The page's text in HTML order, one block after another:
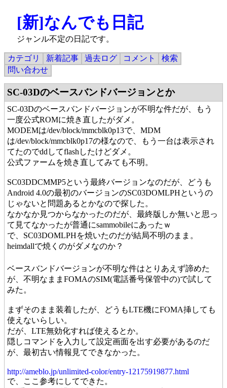
[新]なんでも日記
ジャンル不定の日記です。
カテゴリ 新着記事 過去ログ コメント
検索
問い合わせ
SC-03Dのベースバンドバージョンとか
SC-03Dのベースバンドバージョンが不明な件だが、もう
一度公式ROMに焼き直したがダメ。
MODEMは/dev/block/mmcblk0p13で、MDM
は/dev/block/mmcblk0p17の様なので、もう一台は表示され
てたのでddしてflashしたけどダメ。
公式ファームを焼き直してみても不明。
SC03DDCMMP5という最終バージョンなのだが、どうも
Android 4.0の最初のバージョンのSC03DOMLPHというの
じゃないと問題あるとかなので探した。
なかなか見つからなかったのだが、最終版しか無いと思っ
て見てなかったが普通にsammobileにあったｗ
で、SC03DOMLPHを焼いたのだが結局不明のまま。
heimdallで焼くのがダメなのか？
ベースバンドバージョンが不明な件はとりあえず諦めた
が、不明なままFOMAのSIM(電話番号保管中の)で試して
みた。
まずそのまま装着したが、どうもLTE機にFOMA挿しても
使えないらしい。
だが、LTE無効化すれば使えるとか。
隠しコマンドを入力して設定画面を出す必要があるのだ
が、最初古い情報見てできなかった。
http://ameblo.jp/unlimited-color/entry-12175919877.html
で、ここ参考にしてできた。